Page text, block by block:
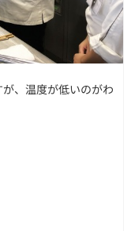
、温度が低いのがわ